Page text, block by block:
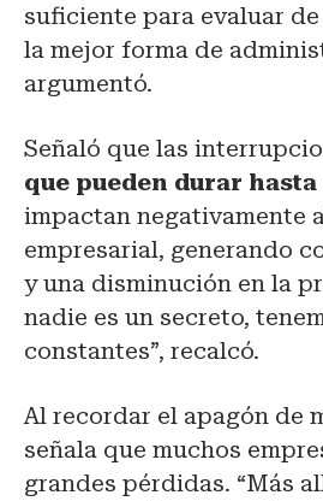
suficiente para evaluar
la mejor forma de
argumentó.
Señaló que las
que pueden durar
impactan negativamente
empresarial, generando
y una disminución en la
nadie es un secreto,
constantes”, recalcó.
Al recordar el apagón de
señala que muchos
grandes pérdidas. “Más